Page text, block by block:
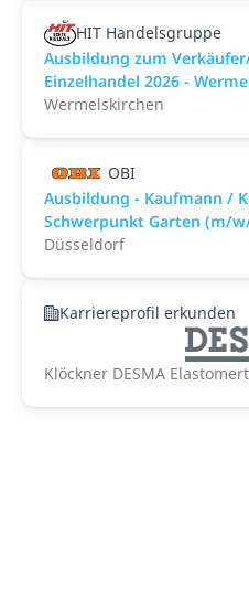
HIT Handelsgruppe
Ausbildung zum
Einzelhandel 2026 -
Wermelskirchen
OBI
Ausbildung - Kaufmann /
Schwerpunkt Garten (m/
Düsseldorf
Karriereprofil erkunden
Klöckner DESMA